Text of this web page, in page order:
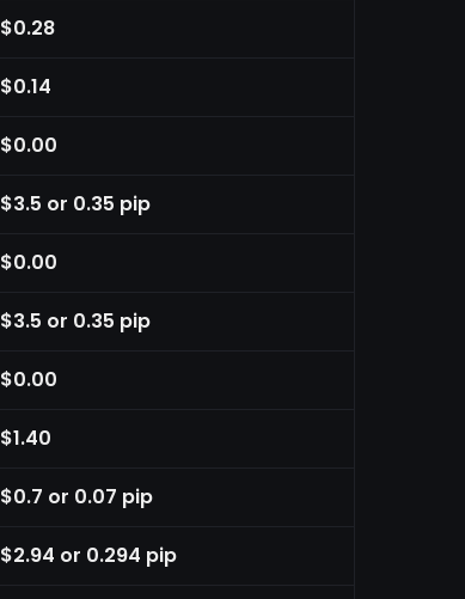
$0.28
$0.14
$0.00
$3.5 or 0.35 pip
$0.00
$3.5 or 0.35 pip
$0.00
$1.40
$0.7 or 0.07 pip
$2.94 or 0.294 pip